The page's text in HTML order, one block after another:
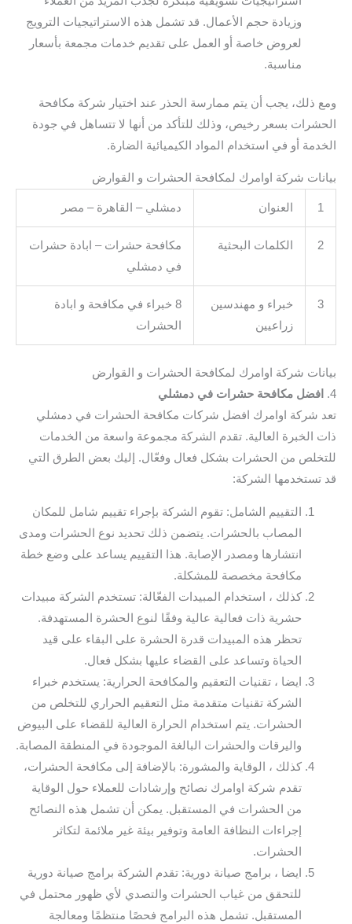
وزيادة حجم الأعمال. قد تشمل هذه الاستراتيجيات الترويج
لعروض خاصة أو العمل على تقديم خدمات مجمعة بأسعار
مناسبة.
ومع ذلك، يجب أن يتم ممارسة الحذر عند اختيار شركة مكافحة
الحشرات بسعر رخيص، وذلك للتأكد من أنها لا تتساهل في جودة
الخدمة أو في استخدام المواد الكيميائية الضارة.
بيانات شركة اوامرك لمكافحة الحشرات و القوارض
1 العنوان دمشلي – القاهرة – مصر
2 الكلمات البحثية
مكافحة حشرات – ابادة حشرات
في دمشلي
3
خبراء و مهندسين
زراعيين
8 خبراء في مكافحة و ابادة
الحشرات
بيانات شركة اوامرك لمكافحة الحشرات و القوارض
4.
افضل مكافحة حشرات في دمشلي
تعد شركة اوامرك افضل شركات مكافحة الحشرات في دمشلي
ذات الخبرة العالية. تقدم الشركة مجموعة واسعة من الخدمات
للتخلص من الحشرات بشكل فعال وفعّال. إليك بعض الطرق التي
قد تستخدمها الشركة:
التقييم الشامل: تقوم الشركة بإجراء تقييم شامل للمكان
المصاب بالحشرات. يتضمن ذلك تحديد نوع الحشرات ومدى
انتشارها ومصدر الإصابة. هذا التقييم يساعد على وضع خطة
مكافحة مخصصة للمشكلة.
كذلك ، استخدام المبيدات الفعّالة: تستخدم الشركة مبيدات
حشرية ذات فعالية عالية وفقًا لنوع الحشرة المستهدفة.
تحظر هذه المبيدات قدرة الحشرة على البقاء على قيد
الحياة وتساعد على القضاء عليها بشكل فعال.
ايضا ، تقنيات التعقيم والمكافحة الحرارية: يستخدم خبراء
الشركة تقنيات متقدمة مثل التعقيم الحراري للتخلص من
الحشرات. يتم استخدام الحرارة العالية للقضاء على البيوض
واليرقات والحشرات البالغة الموجودة في المنطقة المصابة.
كذلك ، الوقاية والمشورة: بالإضافة إلى مكافحة الحشرات،
تقدم شركة اوامرك نصائح وإرشادات للعملاء حول الوقاية
من الحشرات في المستقبل. يمكن أن تشمل هذه النصائح
إجراءات النظافة العامة وتوفير بيئة غير ملائمة لتكاثر
الحشرات.
ايضا ، برامج صيانة دورية: تقدم الشركة برامج صيانة دورية
للتحقق من غياب الحشرات والتصدي لأي ظهور محتمل في
المستقبل. تشمل هذه البرامج فحصًا منتظمًا ومعالجة